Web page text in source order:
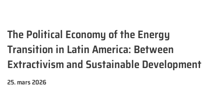
The Political Economy of the Energy
Transition in Latin America: Between
Extractivism and Sustainable Development
25. mars 2026